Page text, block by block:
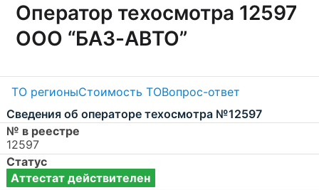
Оператор техосмотра 12597
ООО “БАЗ-АВТО”
ТО регионыСтоимость ТОВопрос-ответ
Сведения об операторе техосмотра №12597
№ в реестре
12597
Статус
Аттестат действителен